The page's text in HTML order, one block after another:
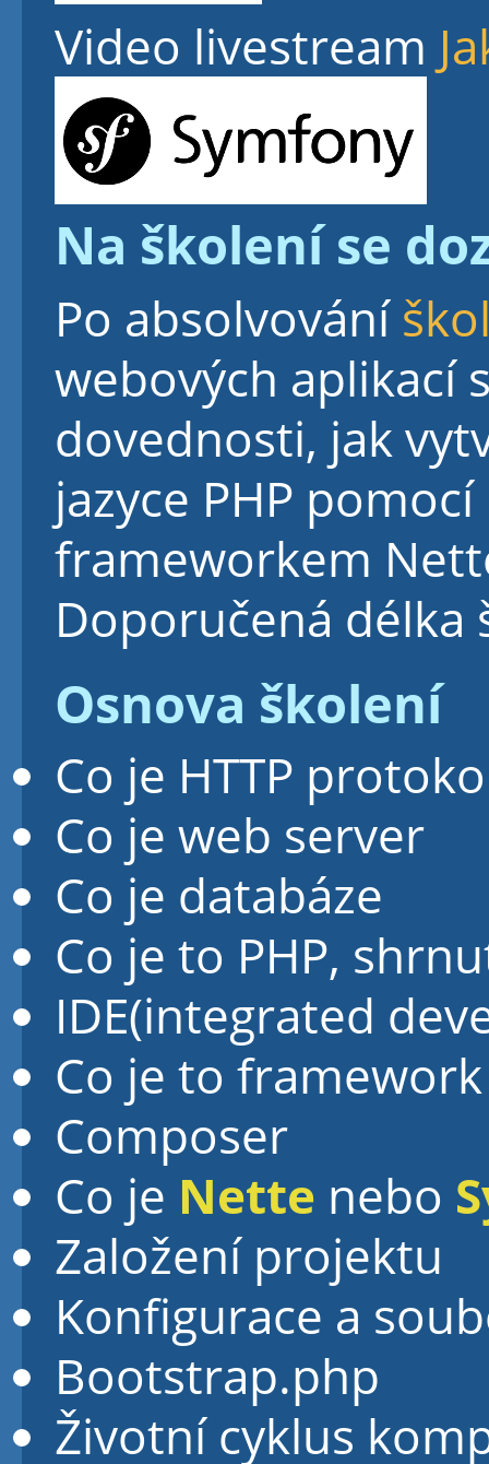
Video livestream
Na školení se
Po absolvování
webových aplikací
dovednosti, jak
jazyce PHP
frameworkem
Doporučená délka
Osnova školení
Co je HTTP
Co je web server
Co je databáze
Co je to PHP,
IDE(integrated
Co je to framework
Composer
Co je Nette nebo
Založení projektu
Konfigurace a
Bootstrap.php
Životní cyklus